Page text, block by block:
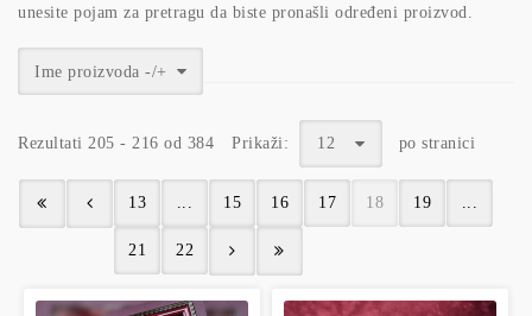
unesite pojam za pretragu da biste pronašli određeni proizvod.
Ime proizvoda -/+
Rezultati 205 - 216 od 384 Prikaži: 12 po stranici
13 ... 15 16 17 18 19 ...
21 22